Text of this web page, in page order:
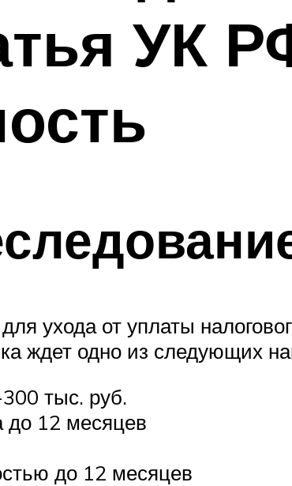
УК
ухода от уплаты
ждет одно из следующих
тыс. руб.
до 12 месяцев
до 12 месяцев